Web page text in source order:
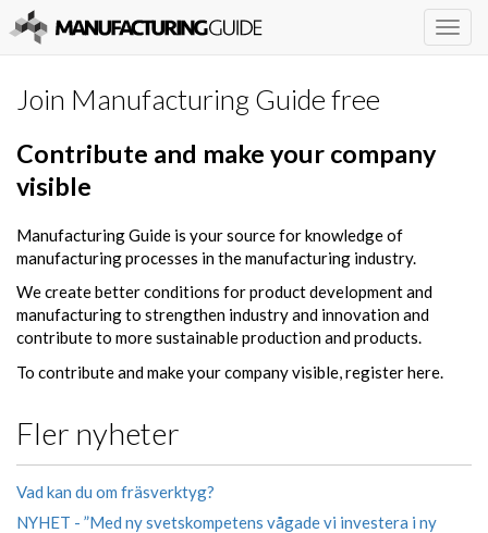
Join Manufacturing Guide free
Contribute and make your company
visible
Manufacturing Guide is your source for knowledge of
manufacturing processes in the manufacturing industry.
We create better conditions for product development and
manufacturing to strengthen industry and innovation and
contribute to more sustainable production and products.
To contribute and make your company visible, register here.
Fler nyheter
Vad kan du om fräsverktyg?
NYHET - ”Med ny svetskompetens vågade vi investera i ny